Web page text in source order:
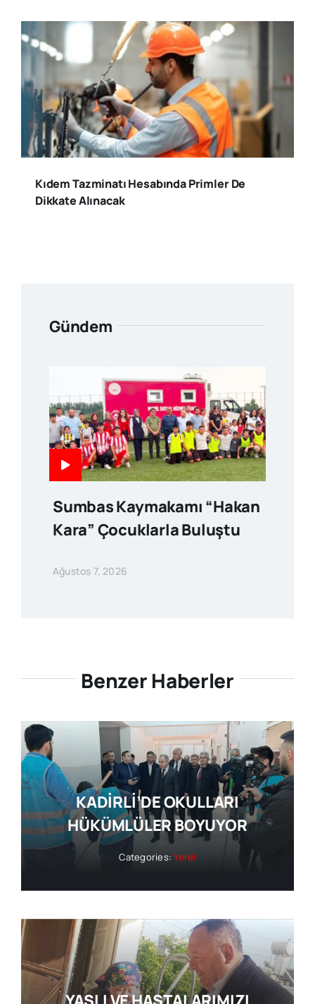
Kıdem Tazminatı Hesabında Primler De
Dikkate Alınacak
Gündem
Sumbas Kaymakamı “Hakan
Kara” Çocuklarla Buluştu
Ağustos 7, 2026
Benzer Haberler
KADİRLİ’DE OKULLARI
HÜKÜMLÜLER BOYUYOR
Categories:Yerel